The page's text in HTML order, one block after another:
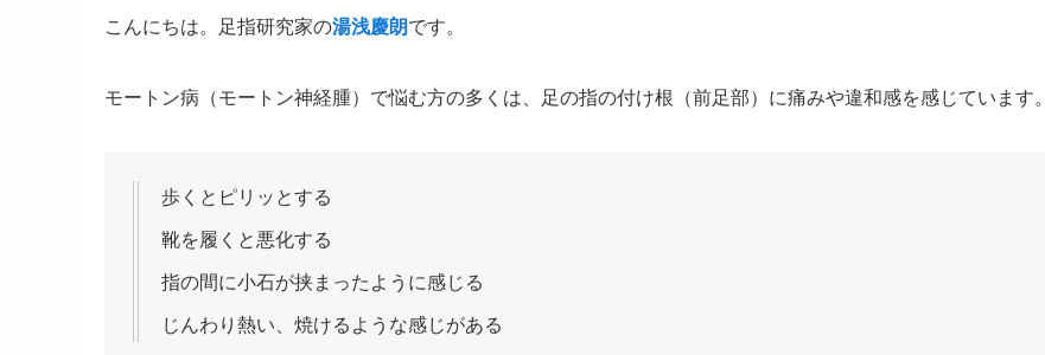
こんにちは。足指研究家の湯浅慶朗です。
モートン病（モートン神経腫）で悩む方の多くは、足の指の付け根（前足部）に痛みや違和感を感じています。
歩くとピリッとする
靴を履くと悪化する
指の間に小石が挟まったように感じる
じんわり熱い、焼けるような感じがある